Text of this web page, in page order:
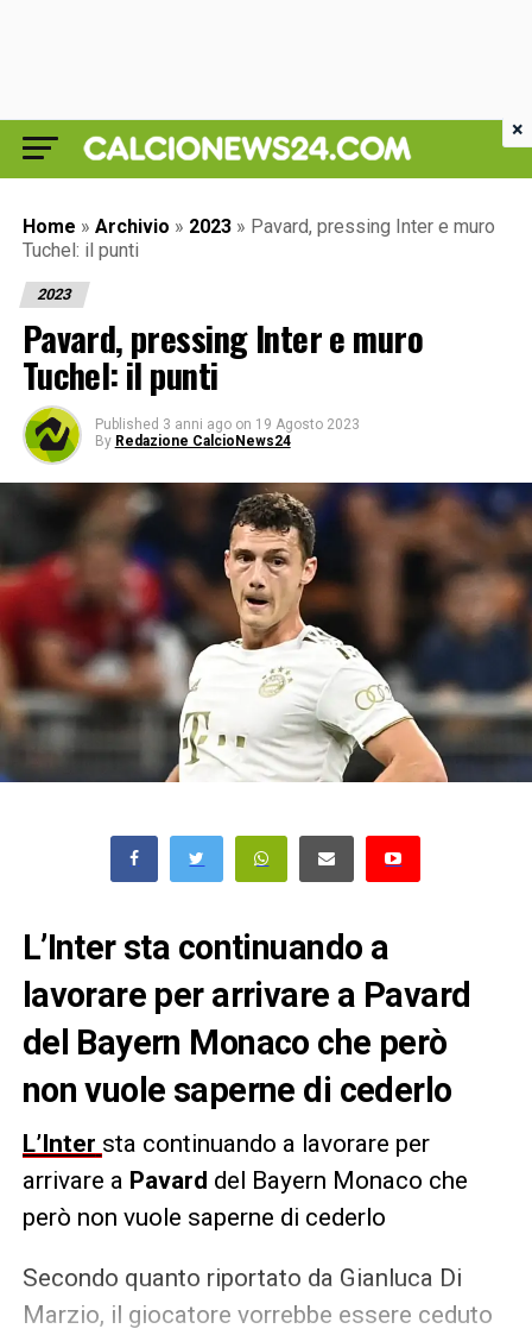
Home » Archivio » 2023 » Pavard, pressing Inter e muro
Tuchel: il punti
2023
Pavard, pressing Inter e muro
Tuchel: il punti
Published 3 anni ago on 19 Agosto 2023
By Redazione CalcioNews24
L’Inter sta continuando a
lavorare per arrivare a Pavard
del Bayern Monaco che però
non vuole saperne di cederlo
L’Inter sta continuando a lavorare per
arrivare a Pavard del Bayern Monaco che
però non vuole saperne di cederlo
Secondo quanto riportato da Gianluca Di
Marzio, il giocatore vorrebbe essere ceduto
×